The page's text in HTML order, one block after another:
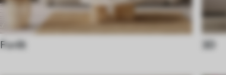
Forêt 3D